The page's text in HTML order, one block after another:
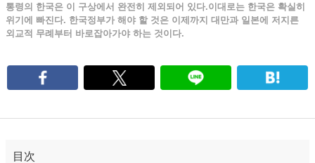
통령의 한국은 이 구상에서 완전히 제외되어 있다.이대로는 한국은 확실히
위기에 빠진다. 한국정부가 해야 할 것은 이제까지 대만과 일본에 저지른
외교적 무례부터 바로잡아가야 하는 것이다.
目次